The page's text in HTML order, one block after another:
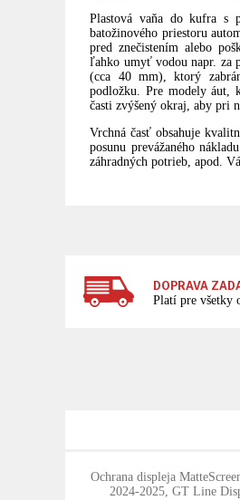
Plastová vaňa do kufra s
batožinového priestoru
pred znečistením alebo
ľahko umyť vodou napr. za
(cca 40 mm), ktorý
podložku. Pre modely áut,
časti zvýšený okraj, aby pri
Vrchná časť obsahuje
posunu prevážaného
záhradných potrieb, apod.
DOPRAVA
Platí pre všetky
Ochrana displeja
2024-2025, GT Line